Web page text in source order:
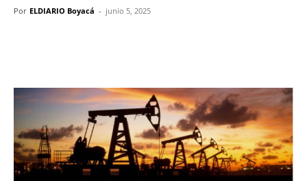
Por ELDIARIO Boyacá - junio 5, 2025